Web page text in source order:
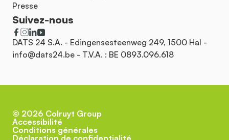
Presse
Suivez-nous
DATS 24 S.A. - Edingensesteenweg 249, 1500 Hal -
info@dats24.be - T.V.A. : BE 0893.096.618
© 2026 Colruyt Group
Accessibilité
Conditions générales